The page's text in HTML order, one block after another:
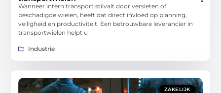
Wanneer intern transport stilvalt door versleten of
beschadigde wielen, heeft dat direct invloed op planning,
veiligheid en productiviteit. Een betrouwbare leverancier in
transportwielen helpt u
Industrie
ZAKELIJK